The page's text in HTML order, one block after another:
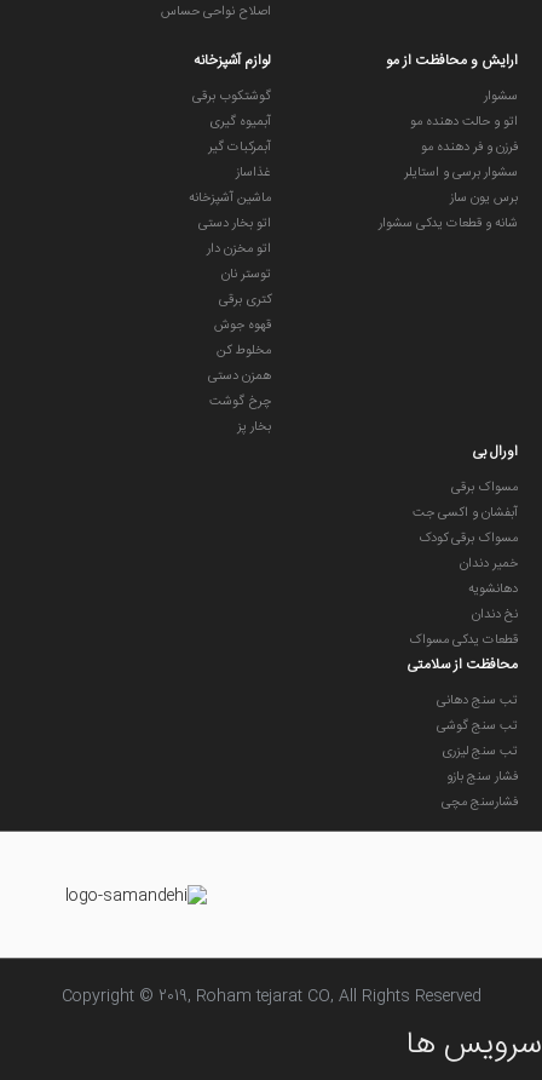
اصلاح نواحی حساس
ارایش و محافظت از مو
سشوار
اتو و حالت دهنده مو
فرزن و فر دهنده مو
سشوار برسی و استایلر
برس یون ساز
شانه و قطعات یدکی سشوار
لوازم آشپزخانه
گوشتکوب برقی
آبمیوه گیری
آبمرکبات گیر
غذاساز
ماشین آشپزخانه
اتو بخار دستی
اتو مخزن دار
توستر نان
کتری برقی
قهوه جوش
مخلوط کن
همزن دستی
چرخ گوشت
بخار پز
اورال بی
مسواک برقی
آبفشان و اکسی جت
مسواک برقی کودک
خمیر دندان
دهانشویه
نخ دندان
قطعات یدکی مسواک
محافظت از سلامتی
تب سنج دهانی
تب سنج گوشی
تب سنج لیزری
فشار سنج بازو
فشارسنج مچی
Copyright © 2019, Roham tejarat CO, All Rights Reserved
سرویس ها